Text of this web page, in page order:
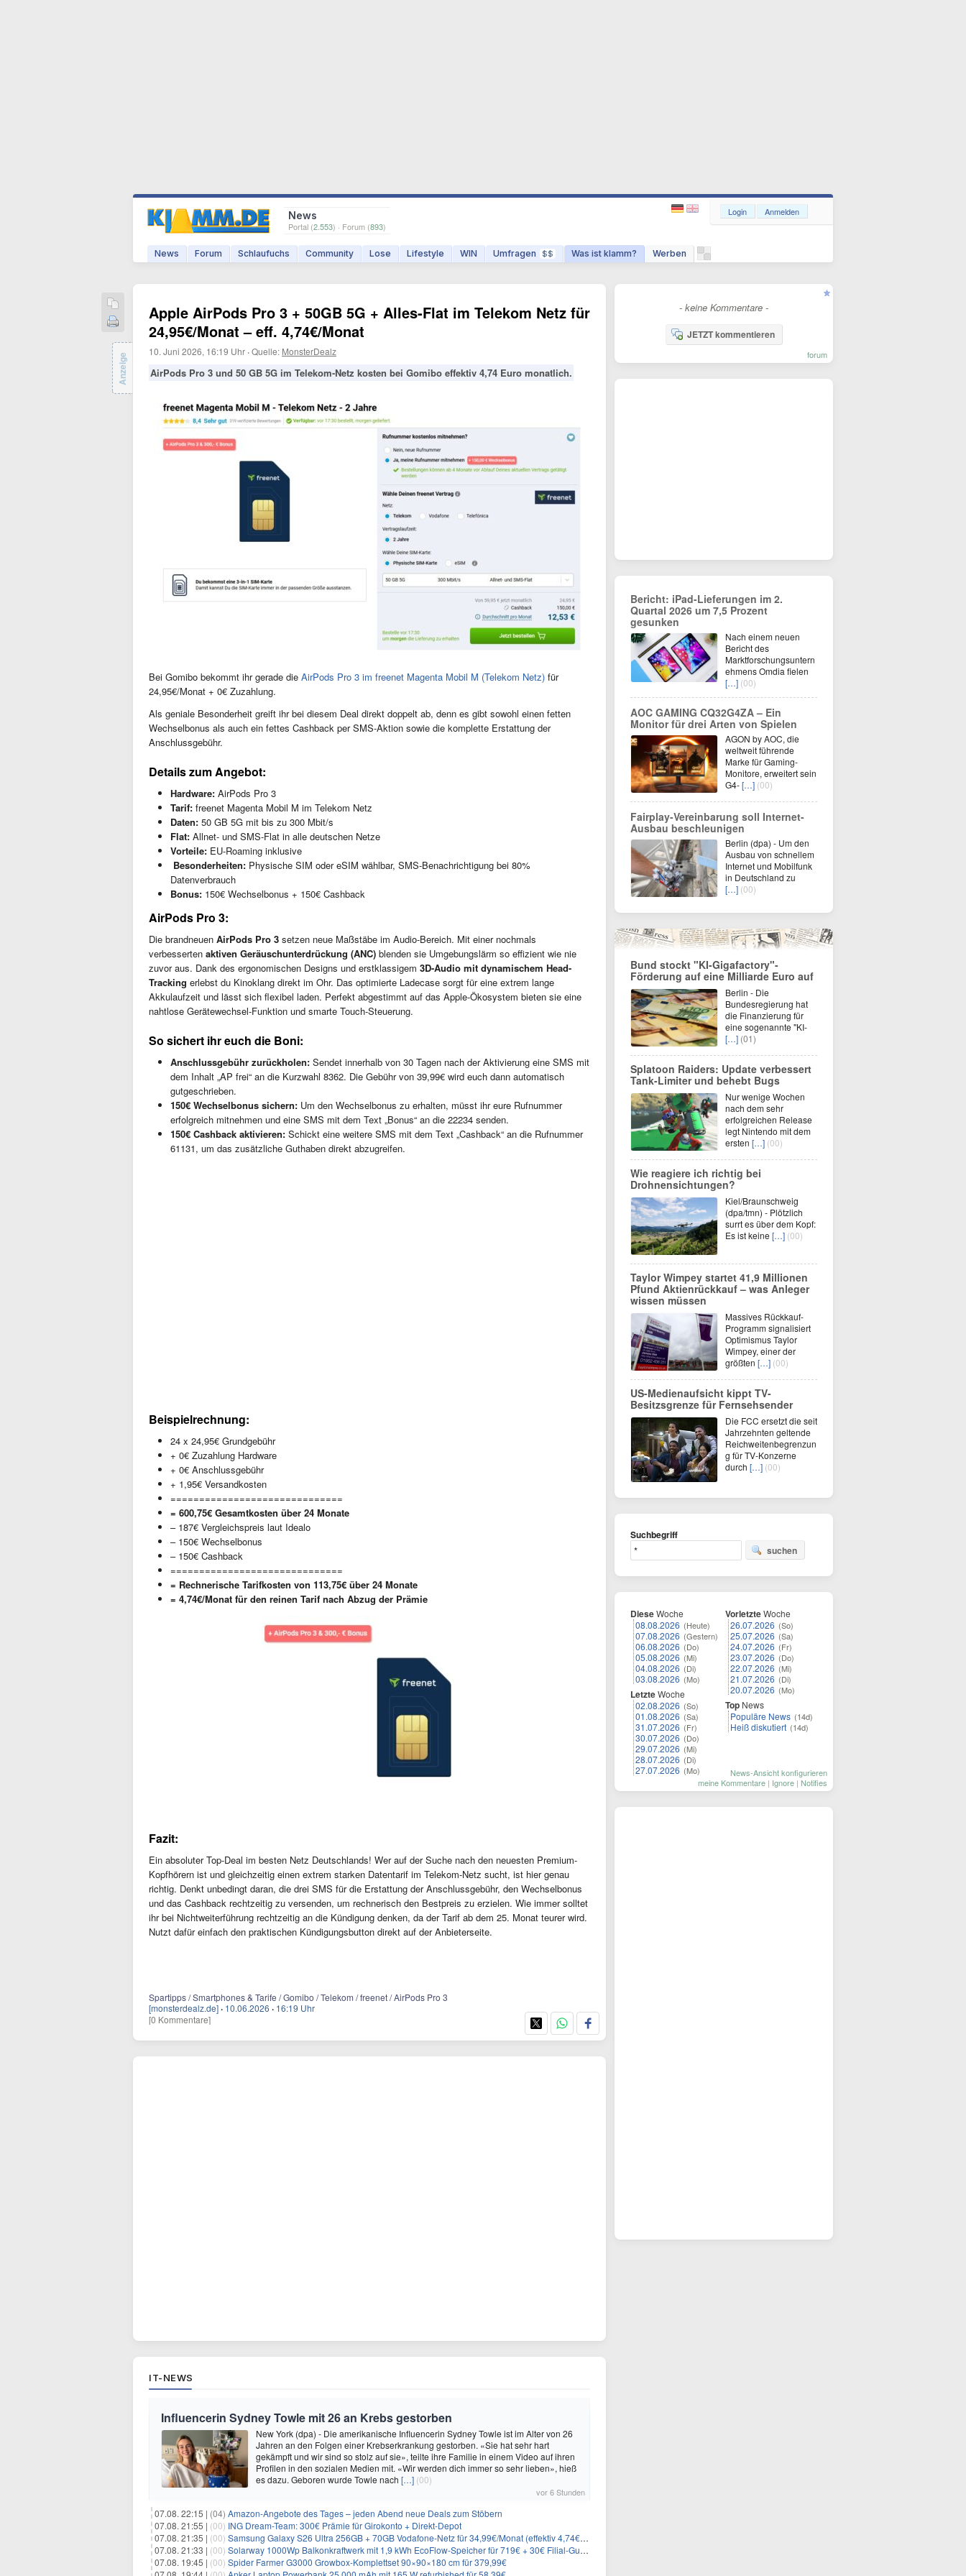
News
Portal (2.553) · Forum (893)
News Forum Schlaufuchs Community Lose Lifestyle WIN Umfragen $$ Was ist klamm? Werben
Login Anmelden
Apple AirPods Pro 3 + 50GB 5G + Alles-Flat im Telekom Netz für
24,95€/Monat – eff. 4,74€/Monat
10. Juni 2026, 16:19 Uhr ·Quelle: MonsterDealz
AirPods Pro 3 und 50 GB 5G im Telekom-Netz kosten bei Gomibo effektiv 4,74 Euro monatlich.
Bei Gomibo bekommt ihr gerade die AirPods Pro 3 im freenet Magenta Mobil M (Telekom Netz) für
24,95€/Monat + 0€ Zuzahlung.
Als geniale Besonderheit greift ihr bei diesem Deal direkt doppelt ab, denn es gibt sowohl einen fetten
Wechselbonus als auch ein fettes Cashback per SMS-Aktion sowie die komplette Erstattung der
Anschlussgebühr.
Details zum Angebot:
Hardware: AirPods Pro 3
Tarif: freenet Magenta Mobil M im Telekom Netz
Daten: 50 GB 5G mit bis zu 300 Mbit/s
Flat: Allnet- und SMS-Flat in alle deutschen Netze
Vorteile: EU-Roaming inklusive
Besonderheiten: Physische SIM oder eSIM wählbar, SMS-Benachrichtigung bei 80%
Datenverbrauch
Bonus: 150€ Wechselbonus + 150€ Cashback
AirPods Pro 3:
Die brandneuen AirPods Pro 3 setzen neue Maßstäbe im Audio-Bereich. Mit einer nochmals
verbesserten aktiven Geräuschunterdrückung (ANC) blenden sie Umgebungslärm so effizient wie nie
zuvor aus. Dank des ergonomischen Designs und erstklassigem 3D-Audio mit dynamischem Head-
Tracking erlebst du Kinoklang direkt im Ohr. Das optimierte Ladecase sorgt für eine extrem lange
Akkulaufzeit und lässt sich flexibel laden. Perfekt abgestimmt auf das Apple-Ökosystem bieten sie eine
nahtlose Gerätewechsel-Funktion und smarte Touch-Steuerung.
So sichert ihr euch die Boni:
Anschlussgebühr zurückholen: Sendet innerhalb von 30 Tagen nach der Aktivierung eine SMS mit
dem Inhalt „AP frei“ an die Kurzwahl 8362. Die Gebühr von 39,99€ wird euch dann automatisch
gutgeschrieben.
150€ Wechselbonus sichern: Um den Wechselbonus zu erhalten, müsst ihr eure Rufnummer
erfolgreich mitnehmen und eine SMS mit dem Text „Bonus“ an die 22234 senden.
150€ Cashback aktivieren: Schickt eine weitere SMS mit dem Text „Cashback“ an die Rufnummer
61131, um das zusätzliche Guthaben direkt abzugreifen.
Beispielrechnung:
24 x 24,95€ Grundgebühr
+ 0€ Zuzahlung Hardware
+ 0€ Anschlussgebühr
+ 1,95€ Versandkosten
==============================
= 600,75€ Gesamtkosten über 24 Monate
– 187€ Vergleichspreis laut Idealo
– 150€ Wechselbonus
– 150€ Cashback
==============================
= Rechnerische Tarifkosten von 113,75€ über 24 Monate
= 4,74€/Monat für den reinen Tarif nach Abzug der Prämie
Fazit:
Ein absoluter Top-Deal im besten Netz Deutschlands! Wer auf der Suche nach den neuesten Premium-
Kopfhörern ist und gleichzeitig einen extrem starken Datentarif im Telekom-Netz sucht, ist hier genau
richtig. Denkt unbedingt daran, die drei SMS für die Erstattung der Anschlussgebühr, den Wechselbonus
und das Cashback rechtzeitig zu versenden, um rechnerisch den Bestpreis zu erzielen. Wie immer solltet
ihr bei Nichtweiterführung rechtzeitig an die Kündigung denken, da der Tarif ab dem 25. Monat teurer wird.
Nutzt dafür einfach den praktischen Kündigungsbutton direkt auf der Anbieterseite.
Spartipps / Smartphones & Tarife / Gomibo / Telekom / freenet / AirPods Pro 3
[monsterdealz.de] · 10.06.2026 · 16:19 Uhr
[0 Kommentare]
Anzeige
IT-NEWS
Influencerin Sydney Towle mit 26 an Krebs gestorben
New York (dpa) - Die amerikanische Influencerin Sydney Towle ist im Alter von 26
Jahren an den Folgen einer Krebserkrankung gestorben. «Sie hat sehr hart
gekämpft und wir sind so stolz auf sie», teilte ihre Familie in einem Video auf ihren
Profilen in den sozialen Medien mit. «Wir werden dich immer so sehr lieben», hieß
es dazu. Geboren wurde Towle nach […] (00)
vor 6 Stunden
07.08. 22:15 | (04) Amazon-Angebote des Tages – jeden Abend neue Deals zum Stöbern
07.08. 21:55 | (00) ING Dream-Team: 300€ Prämie für Girokonto + Direkt-Depot
07.08. 21:35 | (00) Samsung Galaxy S26 Ultra 256GB + 70GB Vodafone-Netz für 34,99€/Monat (effektiv 4,74€/Monat)
07.08. 21:33 | (00) Solarway 1000Wp Balkonkraftwerk mit 1,9 kWh EcoFlow-Speicher für 719€ + 30€ Filial-Gutschein
07.08. 19:45 | (00) Spider Farmer G3000 Growbox-Komplettset 90×90×180 cm für 379,99€
- keine Kommentare -
JETZT kommentieren
forum
Bericht: iPad-Lieferungen im 2.
Quartal 2026 um 7,5 Prozent
gesunken
Nach einem neuen
Bericht des
Marktforschungsuntern
ehmens Omdia fielen
[…] (00)
AOC GAMING CQ32G4ZA – Ein
Monitor für drei Arten von Spielen
AGON by AOC, die
weltweit führende
Marke für Gaming-
Monitore, erweitert sein
G4-[…] (00)
Fairplay-Vereinbarung soll Internet-
Ausbau beschleunigen
Berlin (dpa) - Um den
Ausbau von schnellem
Internet und Mobilfunk
in Deutschland zu
[…] (00)
Bund stockt "KI-Gigafactory"-
Förderung auf eine Milliarde Euro auf
Berlin - Die
Bundesregierung hat
die Finanzierung für
eine sogenannte "KI-
[…] (01)
Splatoon Raiders: Update verbessert
Tank-Limiter und behebt Bugs
Nur wenige Wochen
nach dem sehr
erfolgreichen Release
legt Nintendo mit dem
ersten […] (00)
Wie reagiere ich richtig bei
Drohnensichtungen?
Kiel/Braunschweig
(dpa/tmn) - Plötzlich
surrt es über dem Kopf:
Es ist keine […] (00)
Taylor Wimpey startet 41,9 Millionen
Pfund Aktienrückkauf – was Anleger
wissen müssen
Massives Rückkauf-
Programm signalisiert
Optimismus Taylor
Wimpey, einer der
größten […] (00)
US-Medienaufsicht kippt TV-
Besitzsgrenze für Fernsehsender
Die FCC ersetzt die seit
Jahrzehnten geltende
Reichweitenbegrenzun
g für TV-Konzerne
durch […] (00)
Suchbegriff
suchen
DieseWoche
08.08.2026 (Heute)
07.08.2026 (Gestern)
06.08.2026 (Do)
05.08.2026 (Mi)
04.08.2026 (Di)
03.08.2026 (Mo)
LetzteWoche
02.08.2026 (So)
01.08.2026 (Sa)
31.07.2026 (Fr)
30.07.2026 (Do)
29.07.2026 (Mi)
28.07.2026 (Di)
27.07.2026 (Mo)
VorletzteWoche
26.07.2026 (So)
25.07.2026 (Sa)
24.07.2026 (Fr)
23.07.2026 (Do)
22.07.2026 (Mi)
21.07.2026 (Di)
20.07.2026 (Mo)
Top News
Populäre News (14d)
Heiß diskutiert (14d)
News-Ansicht konfigurieren
meine Kommentare | Ignore | Notifies